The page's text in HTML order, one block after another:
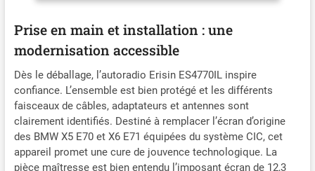
bouton iDrive. Écran Ultra
HD MIPI IPS de troisième
génération, 2K Quad-HD
exclusif. Écran tactile 2.5D
G+G, grand format de 12.3"
et ultra-fin (8-10 mm),
offrant une expérience
visuelle et tactile
incomparable. Fonctionne
Prise en main et installation : une
modernisation accessible
Dès le déballage, l’autoradio Erisin ES4770IL inspire
confiance. L’ensemble est bien protégé et les différents
faisceaux de câbles, adaptateurs et antennes sont
clairement identifiés. Destiné à remplacer l’écran d’origine
des BMW X5 E70 et X6 E71 équipées du système CIC, cet
appareil promet une cure de jouvence technologique. La
pièce maîtresse est bien entendu l’imposant écran de 12,3